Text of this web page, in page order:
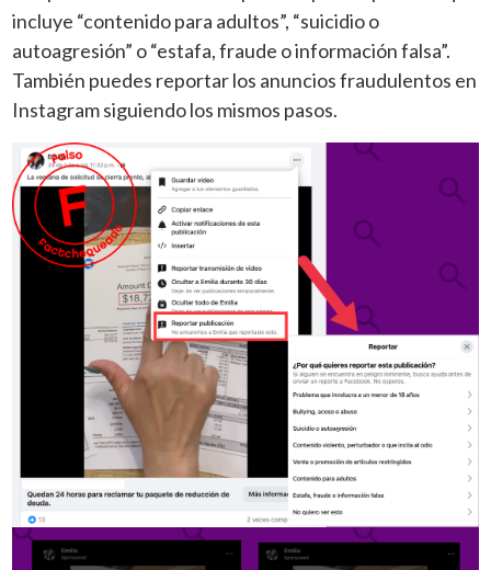
incluye “contenido para adultos”, “suicidio o
autoagresión” o “estafa, fraude o información falsa”.
También puedes reportar los anuncios fraudulentos en
Instagram siguiendo los mismos pasos.